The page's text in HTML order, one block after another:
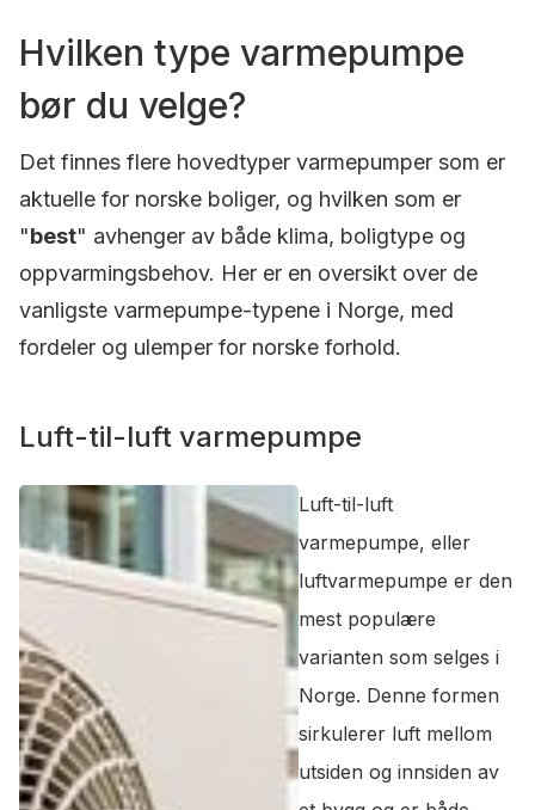
Hvilken type varmepumpe
bør du velge?
Det finnes flere hovedtyper varmepumper som er
aktuelle for norske boliger, og hvilken som er
"best" avhenger av både klima, boligtype og
oppvarmingsbehov. Her er en oversikt over de
vanligste varmepumpe-typene i Norge, med
fordeler og ulemper for norske forhold.
Luft-til-luft varmepumpe
Luft-til-luft
varmepumpe, eller
luftvarmepumpe er den
mest populære
varianten som selges i
Norge. Denne formen
sirkulerer luft mellom
utsiden og innsiden av